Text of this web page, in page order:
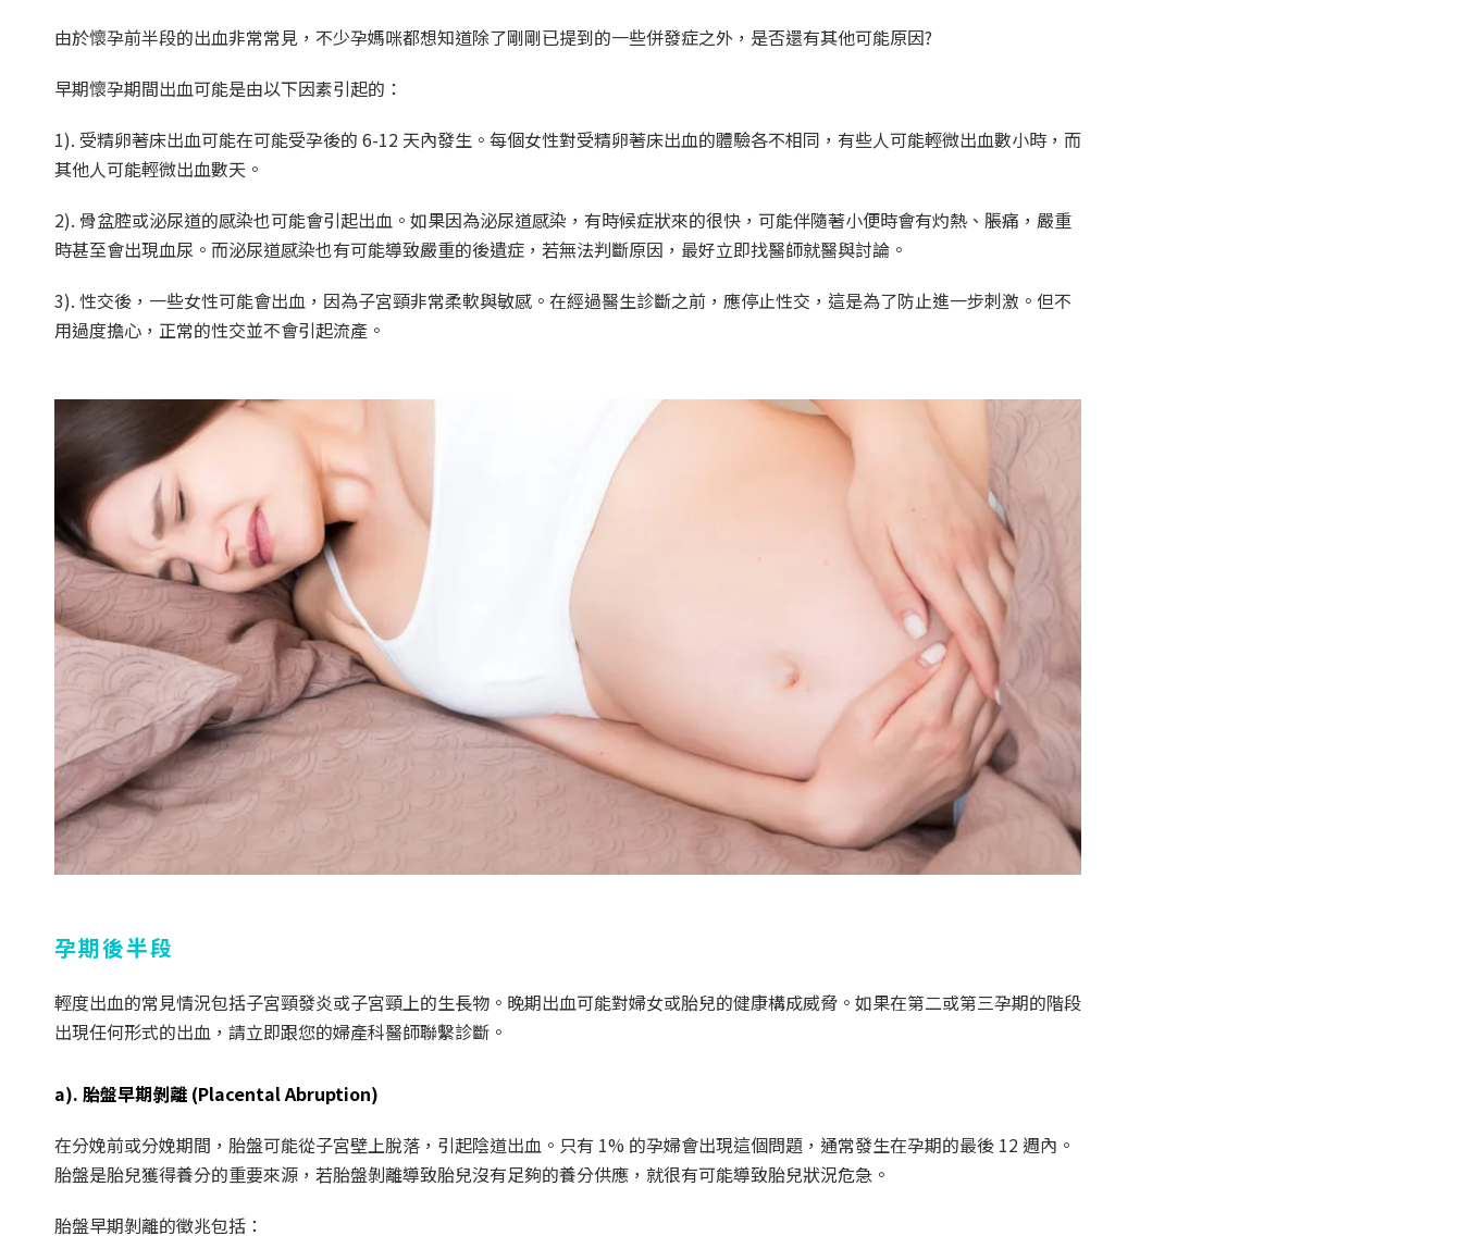
由於懷孕前半段的出血非常常見，不少孕媽咪都想知道除了剛剛已提到的一些併發症之外，是否還有其他可能原因?
早期懷孕期間出血可能是由以下因素引起的：
1). 受精卵著床出血可能在可能受孕後的 6-12 天內發生。每個女性對受精卵著床出血的體驗各不相同，有些人可能輕微出血數小時，而
其他人可能輕微出血數天。
2). 骨盆腔或泌尿道的感染也可能會引起出血。如果因為泌尿道感染，有時候症狀來的很快，可能伴隨著小便時會有灼熱、脹痛，嚴重
時甚至會出現血尿。而泌尿道感染也有可能導致嚴重的後遺症，若無法判斷原因，最好立即找醫師就醫與討論。
3). 性交後，一些女性可能會出血，因為子宮頸非常柔軟與敏感。在經過醫生診斷之前，應停止性交，這是為了防止進一步刺激。但不
用過度擔心，正常的性交並不會引起流產。
孕期後半段
輕度出血的常見情況包括子宮頸發炎或子宮頸上的生長物。晚期出血可能對婦女或胎兒的健康構成威脅。如果在第二或第三孕期的階段
出現任何形式的出血，請立即跟您的婦產科醫師聯繫診斷。
a). 胎盤早期剝離 (Placental Abruption)
在分娩前或分娩期間，胎盤可能從子宮壁上脫落，引起陰道出血。只有 1% 的孕婦會出現這個問題，通常發生在孕期的最後 12 週內。
胎盤是胎兒獲得養分的重要來源，若胎盤剝離導致胎兒沒有足夠的養分供應，就很有可能導致胎兒狀況危急。
胎盤早期剝離的徵兆包括：